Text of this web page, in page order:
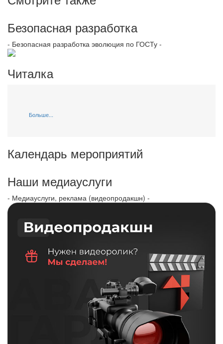
Безопасная разработка
- Безопасная разработка эволюция по ГОСТу -
Читалка
Больше...
Календарь мероприятий
Наши медиауслуги
- Медиауслуги, реклама (видеопродакшн) -